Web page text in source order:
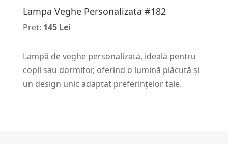
Lampa Veghe Personalizata #182
Pret: 145 Lei
Lampă de veghe personalizată, ideală pentru
copii sau dormitor, oferind o lumină plăcută și
un design unic adaptat preferințelor tale.